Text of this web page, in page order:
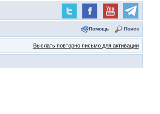
Помощь Поиск
Выслать повторно письмо для активации